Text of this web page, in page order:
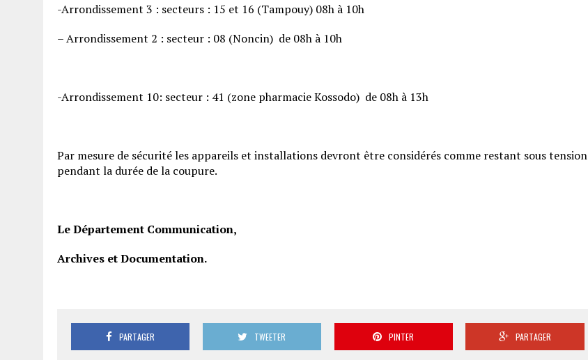
-Arrondissement 3 : secteurs : 15 et 16 (Tampouy) 08h à 10h
– Arrondissement 2 : secteur : 08 (Noncin) de 08h à 10h
-Arrondissement 10: secteur : 41 (zone pharmacie Kossodo) de 08h à 13h
Par mesure de sécurité les appareils et installations devront être considérés comme restant sous tension
pendant la durée de la coupure.
Le Département Communication,
Archives et Documentation.
PARTAGER TWEETER PINTER PARTAGER